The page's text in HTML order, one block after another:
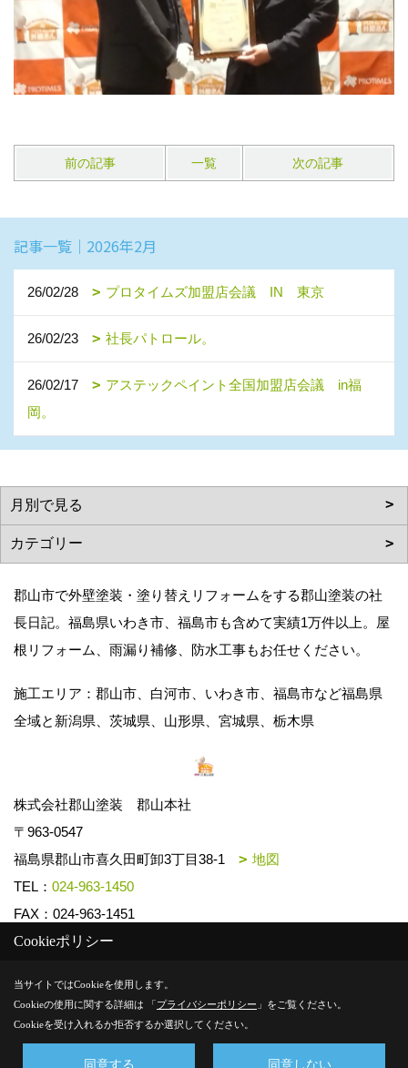
前の記事 一覧 次の記事
記事一覧｜2026年2月
26/02/28 プロタイムズ加盟店会議 IN 東京
26/02/23 社長パトロール。
26/02/17
アステックペイント全国加盟店会議 in福
岡。
郡山市で外壁塗装・塗り替えリフォームをする郡山塗装の社
長日記。福島県いわき市、福島市も含めて実績1万件以上。屋
根リフォーム、雨漏り補修、防水工事もお任せください。
施工エリア：郡山市、白河市、いわき市、福島市など福島県
全域と新潟県、茨城県、山形県、宮城県、栃木県
株式会社郡山塗装 郡山本社
〒963-0547
福島県郡山市喜久田町卸3丁目38-1
地図
TEL： 024-963-1450
FAX：024-963-1451
Copyright (c) k-toso. All Rights Reserved.
Produced byゴデスクリエイト
Cookieポリシー
当サイトではCookieを使用します。
Cookieの使用に関する詳細は 「プライバシーポリシー 」をご覧ください。
Cookieを受け入れるか拒否するか選択してください。
同意する 同意しない